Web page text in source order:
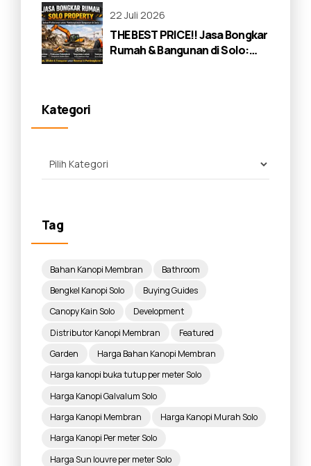
22 Juli 2026
THE BEST PRICE!! Jasa Bongkar
Rumah & Bangunan di Solo:
Kategori
Tag
Bahan Kanopi Membran
Bathroom
Bengkel Kanopi Solo
Buying Guides
Canopy Kain Solo
Development
Distributor Kanopi Membran
Featured
Garden
Harga Bahan Kanopi Membran
Harga kanopi buka tutup per meter Solo
Harga Kanopi Galvalum Solo
Harga Kanopi Membran
Harga Kanopi Murah Solo
Harga Kanopi Per meter Solo
Harga Sun louvre per meter Solo